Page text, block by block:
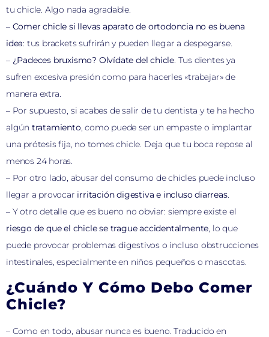
tu chicle. Algo nada agradable.
– Comer chicle si llevas aparato de ortodoncia no es buena
idea: tus brackets sufrirán y pueden llegar a despegarse.
– ¿Padeces bruxismo? Olvídate del chicle. Tus dientes ya
sufren excesiva presión como para hacerles «trabajar» de
manera extra.
– Por supuesto, si acabes de salir de tu dentista y te ha hecho
algún tratamiento, como puede ser un empaste o implantar
una prótesis fija, no tomes chicle. Deja que tu boca repose al
menos 24 horas.
– Por otro lado, abusar del consumo de chicles puede incluso
llegar a provocar irritación digestiva e incluso diarreas.
– Y otro detalle que es bueno no obviar: siempre existe el
riesgo de que el chicle se trague accidentalmente, lo que
puede provocar problemas digestivos o incluso obstrucciones
intestinales, especialmente en niños pequeños o mascotas.
¿Cuándo Y Cómo Debo Comer
Chicle?
– Como en todo, abusar nunca es bueno. Traducido en